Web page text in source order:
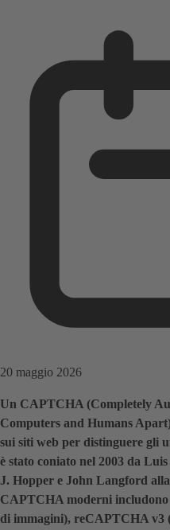
20 maggio 2026
Un CAPTCHA (Completely
Computers and Humans
sui siti web per distinguere gli
è stato coniato nel 2003 da
J. Hopper e John Langford
CAPTCHA moderni
di immagini), reCAPTCHA v3